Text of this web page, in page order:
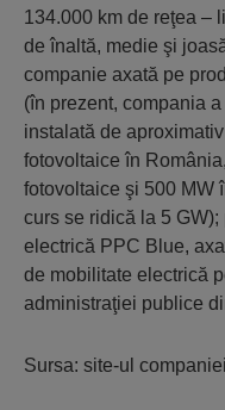
134.000 km de reţea –
de înaltă, medie şi
companie axată pe
(în prezent, compania
instalată de
fotovoltaice în
fotovoltaice şi 500 MW
curs se ridică la 5
electrică PPC Blue,
de mobilitate electrică
administraţiei publice
Sursa: site-ul companiei